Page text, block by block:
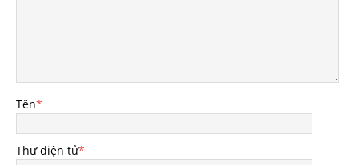
Tên*
Thư điện tử*